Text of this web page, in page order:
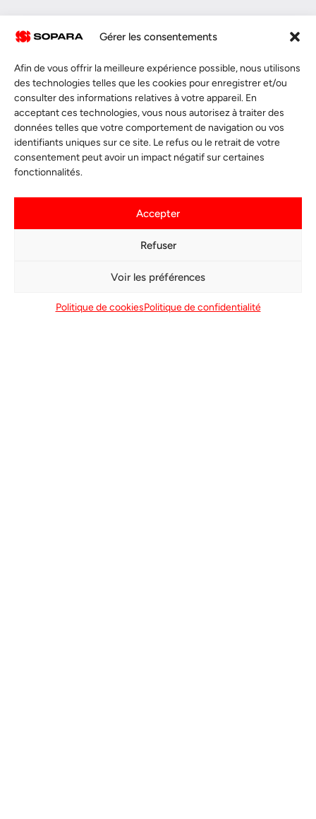
Gérer les consentements
Afin de vous offrir la meilleure expérience possible, nous utilisons
des technologies telles que les cookies pour enregistrer et/ou
consulter des informations relatives à votre appareil. En
acceptant ces technologies, vous nous autorisez à traiter des
données telles que votre comportement de navigation ou vos
identifiants uniques sur ce site. Le refus ou le retrait de votre
consentement peut avoir un impact négatif sur certaines
fonctionnalités.
Accepter
Refuser
Voir les préférences
Politique de cookiesPolitique de confidentialité